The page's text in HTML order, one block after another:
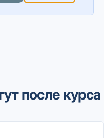
после курса